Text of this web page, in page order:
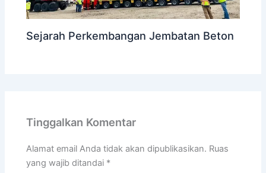
Sejarah Perkembangan Jembatan Beton
Tinggalkan Komentar
Alamat email Anda tidak akan dipublikasikan. Ruas
yang wajib ditandai *